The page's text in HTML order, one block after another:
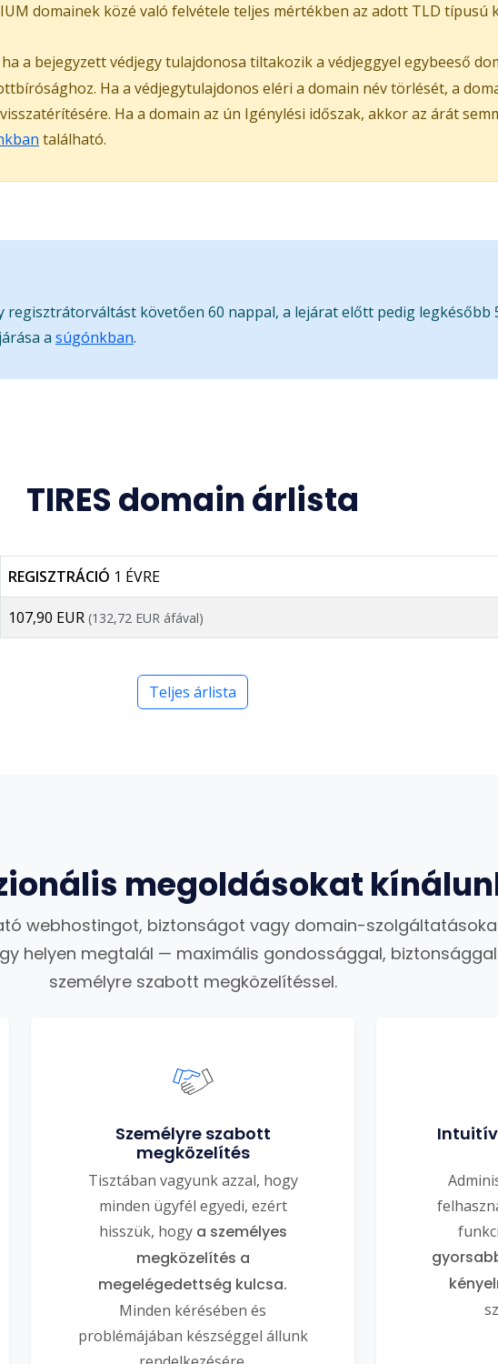
domainek közé való felvétele teljes mértékben az adott TLD
a bejegyzett védjegy tulajdonosa tiltakozik a védjeggyel egybeeső
Ha a védjegytulajdonos eléri a domain név törlését, a
Ha a domain az ún Igénylési időszak, akkor az árát
található.
követően 60 nappal, a lejárat előtt pedig legkésőbb
a súgónkban.
TIRES domain árlista
REGISZTRÁCIÓ 1 ÉVRE
107,90 EUR (132,72 EUR áfával)
Teljes árlista
megoldásokat
webhostingot, biztonságot vagy domain-
helyen megtalál — maximális gondossággal,
személyre szabott megközelítéssel.
Személyre szabott
megközelítés
Tisztában vagyunk azzal, hogy
minden ügyfél egyedi, ezért
hisszük, hogy a személyes
megközelítés a
megelégedettség kulcsa.
Minden kérésében és
problémájában készséggel állunk